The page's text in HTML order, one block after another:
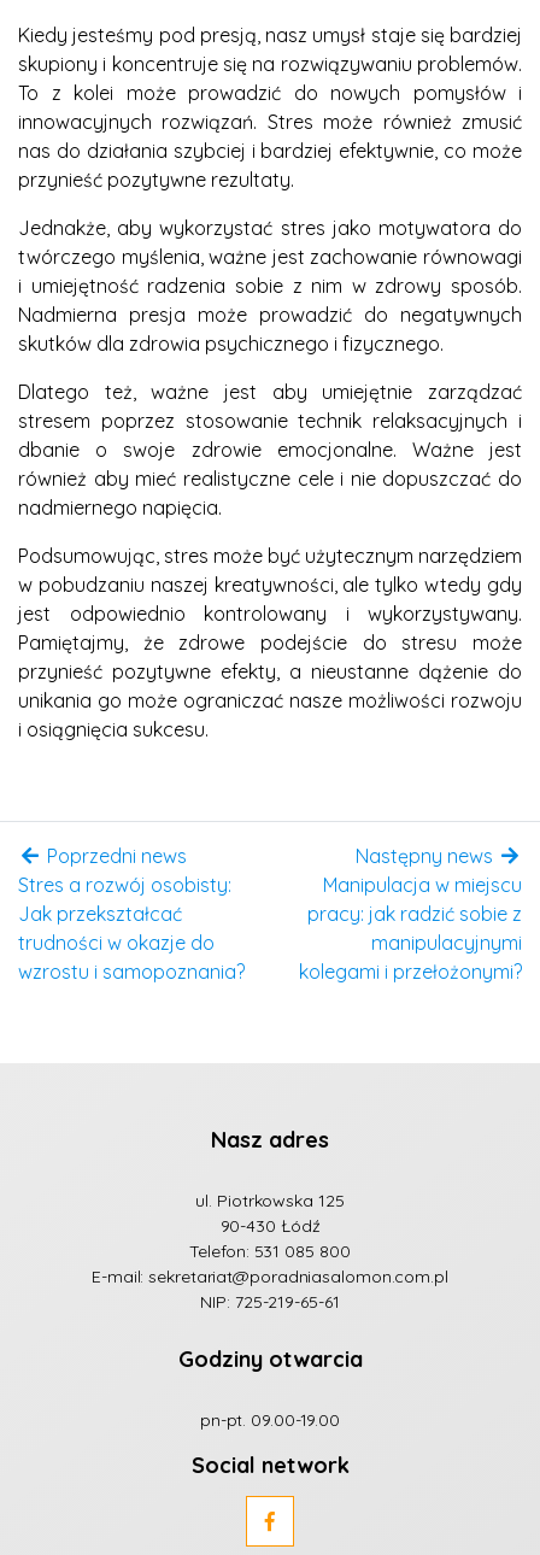
Kiedy jesteśmy pod presją, nasz umysł staje się bardziej
skupiony i koncentruje się na rozwiązywaniu problemów.
To z kolei może prowadzić do nowych pomysłów i
innowacyjnych rozwiązań. Stres może również zmusić
nas do działania szybciej i bardziej efektywnie, co może
przynieść pozytywne rezultaty.
Jednakże, aby wykorzystać stres jako motywatora do
twórczego myślenia, ważne jest zachowanie równowagi
i umiejętność radzenia sobie z nim w zdrowy sposób.
Nadmierna presja może prowadzić do negatywnych
skutków dla zdrowia psychicznego i fizycznego.
Dlatego też, ważne jest aby umiejętnie zarządzać
stresem poprzez stosowanie technik relaksacyjnych i
dbanie o swoje zdrowie emocjonalne. Ważne jest
również aby mieć realistyczne cele i nie dopuszczać do
nadmiernego napięcia.
Podsumowując, stres może być użytecznym narzędziem
w pobudzaniu naszej kreatywności, ale tylko wtedy gdy
jest odpowiednio kontrolowany i wykorzystywany.
Pamiętajmy, że zdrowe podejście do stresu może
przynieść pozytywne efekty, a nieustanne dążenie do
unikania go może ograniczać nasze możliwości rozwoju
i osiągnięcia sukcesu.
Poprzedni news
Stres a rozwój osobisty:
Jak przekształcać
trudności w okazje do
wzrostu i samopoznania?
Następny news
Manipulacja w miejscu
pracy: jak radzić sobie z
manipulacyjnymi
kolegami i przełożonymi?
Nasz adres
ul. Piotrkowska 125
90-430 Łódź
Telefon: 531 085 800
E-mail:sekretariat@poradniasalomon.com.pl
NIP: 725-219-65-61
Godziny otwarcia
pn-pt. 09.00-19.00
Social network